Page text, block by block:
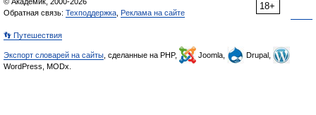
18+
Обратная связь: Техподдержка Реклама на сайте
👣 Путешествия
Экспорт словарей на сайты , сделанные на PHP, Joomla,
Drupal,
WordPress, MODx.